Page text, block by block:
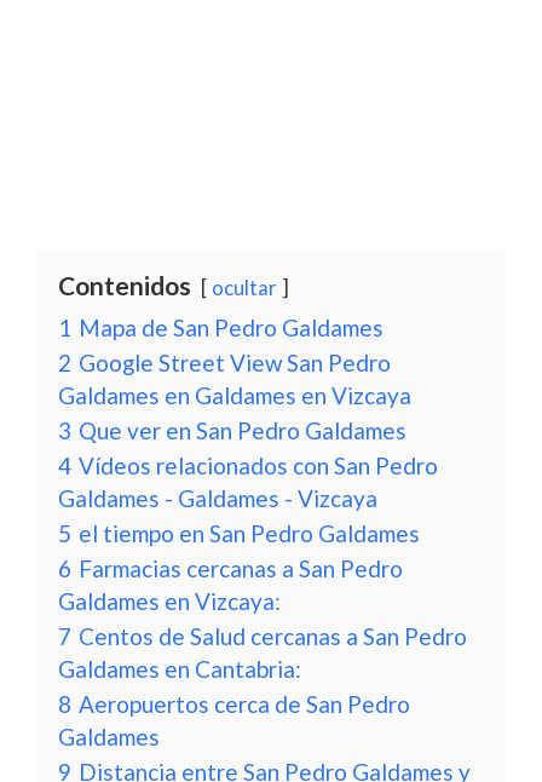
Contenidos ocultar
1 Mapa de San Pedro Galdames
2 Google Street View San Pedro
Galdames en Galdames en Vizcaya
3 Que ver en San Pedro Galdames
4 Vídeos relacionados con San Pedro
Galdames - Galdames - Vizcaya
5 el tiempo en San Pedro Galdames
6 Farmacias cercanas a San Pedro
Galdames en Vizcaya:
7 Centos de Salud cercanas a San Pedro
Galdames en Cantabria:
8 Aeropuertos cerca de San Pedro
Galdames
9 Distancia entre San Pedro Galdames y